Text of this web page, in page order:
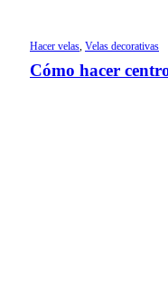
Hacer velas Velas decorativas
Cómo hacer